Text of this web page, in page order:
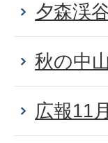
夕森渓
秋の中
広報11